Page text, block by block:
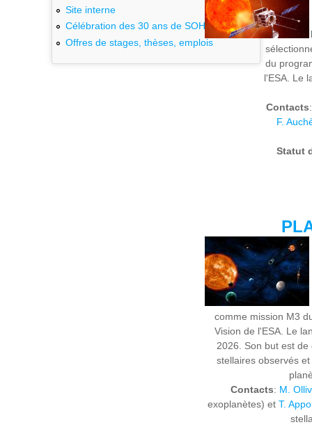
Site interne
Célébration des 30 ans de SOHO
Offres de stages, thèses, emplois
du
l'ESA. Le
Contacts
F.
Statut
comme mission M3
Vision de l'ESA. Le
2026. Son but est
stellaires observés
Contacts: M.
exoplanètes) et T.